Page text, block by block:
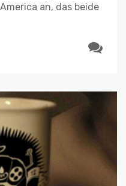
an, das beide